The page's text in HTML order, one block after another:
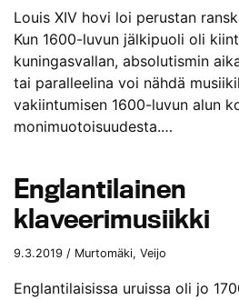
Louis XIV hovi loi perustan
Kun 1600-luvun jälkipuoli oli
kuningasvallan, absolutismin
tai paralleelina voi nähdä
vakiintumisen 1600-luvun alun
monimuotoisuudesta.…
Englantilainen
klaveerimusiikki
9.3.2019 / Murtomäki, Veijo
Englantilaisissa uruissa oli jo